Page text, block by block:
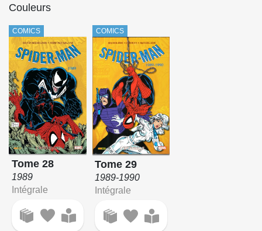
Couleurs
COMICS
Tome 28
1989
Intégrale
COMICS
Tome 29
1989-1990
Intégrale